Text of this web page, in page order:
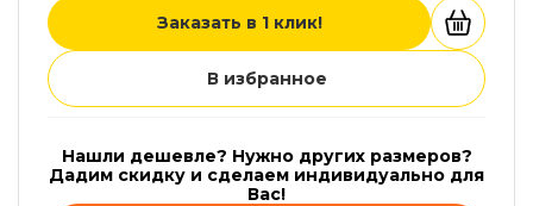
Заказать в 1 клик!
В избранное
Нашли дешевле? Нужно других размеров?
Дадим скидку и сделаем индивидуально для
Вас!